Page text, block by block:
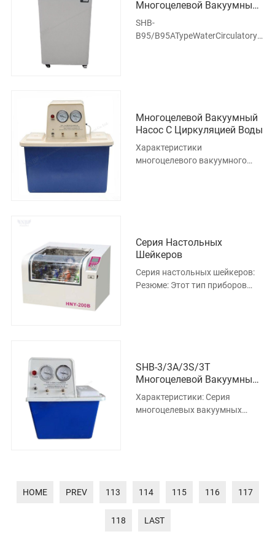
Многоцелевой Вакуумный
Насос С Циркуляцией Воды
SHB-
B95/
Многоцелевой Вакуумный
Насос С Циркуляцией Воды
Характеристики
многоцелевого вакуумного
Серия Настольных
Шейкеров
Серия настольных шейкеров:
Резюме: Этот тип приборов
SHB-3/3A/3S/3T
Многоцелевой Вакуумный
Насос С Циркуляцией Воды
Характеристики: Серия
многоцелевых вакуумных
HOME PREV 113 114 115 116 117
118 LAST